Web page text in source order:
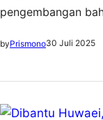
pengembangan
byPrismono30 Juli 2025